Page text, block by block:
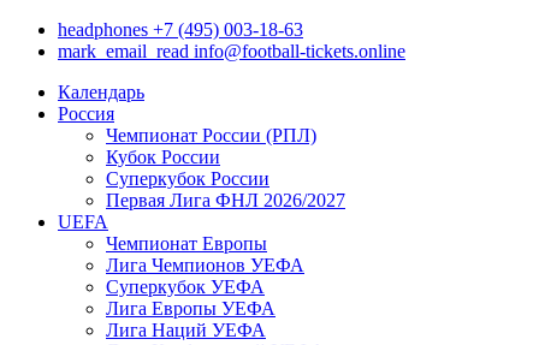
headphones +7 (495) 003-18-63
mark_email_read info@football-tickets.online
Календарь
Россия
Чемпионат России (РПЛ)
Кубок России
Суперкубок России
Первая Лига ФНЛ 2026/2027
UEFA
Чемпионат Европы
Лига Чемпионов УЕФА
Суперкубок УЕФА
Лига Европы УЕФА
Лига Наций УЕФА